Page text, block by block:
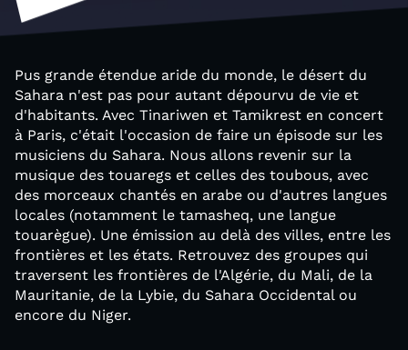
Pus grande étendue aride du monde, le désert du
Sahara n'est pas pour autant dépourvu de vie et
d'habitants. Avec Tinariwen et Tamikrest en concert
à Paris, c'était l'occasion de faire un épisode sur les
musiciens du Sahara. Nous allons revenir sur la
musique des touaregs et celles des toubous, avec
des morceaux chantés en arabe ou d'autres langues
locales (notamment le tamasheq, une langue
touarègue). Une émission au delà des villes, entre les
frontières et les états. Retrouvez des groupes qui
traversent les frontières de l'Algérie, du Mali, de la
Mauritanie, de la Lybie, du Sahara Occidental ou
encore du Niger.